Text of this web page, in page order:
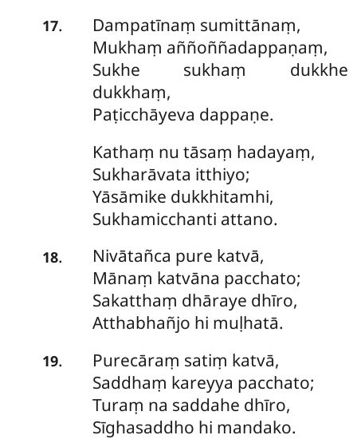
17. Dampatīnaṃ sumittānaṃ,
Mukhaṃ aññoññadappaṇaṃ,
Sukhe sukhaṃ dukkhe
dukkhaṃ,
Paṭicchāyeva dappaṇe.
Kathaṃ nu tāsaṃ hadayaṃ,
Sukharāvata itthiyo;
Yāsāmike dukkhitamhi,
Sukhamicchanti attano.
18. Nivātañca pure katvā,
Mānaṃ katvāna pacchato;
Sakatthaṃ dhāraye dhīro,
Atthabhañjo hi muḷhatā.
19. Purecāraṃ satiṃ katvā,
Saddhaṃ kareyya pacchato;
Turaṃ na saddahe dhīro,
Sīghasaddho hi mandako.